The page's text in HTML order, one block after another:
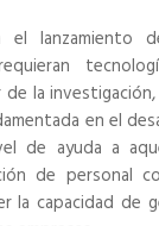
el lanzamiento
la
en el
de ayuda a
de personal
capacidad de